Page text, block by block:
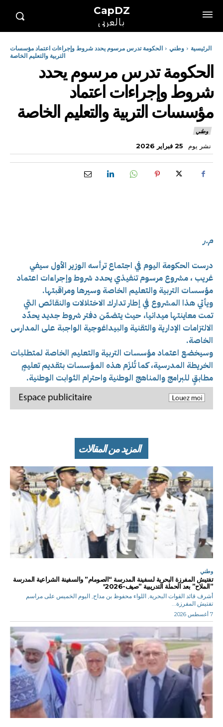
CapDZ
بالعربي
الرئيسية وطني
الحكومة تدرس مرسوم يحدد شروط وإجراءات اعتماد مؤسسات
التربية والتعليم الخاصة
الحكومة تدرس مرسوم يحدد
شروط وإجراءات اعتماد
مؤسسات التربية والتعليم الخاصة
وطني
نشر يوم 25 فبراير 2026
م.ر
درست الحكومة اليوم في اجتماع ترأسه الوزير الأول سيفي
غريب ، مشروع مرسوم تنفيذي يحدد شروط وإجراءات اعتماد
مؤسسات التربية والتعليم الخاصة وسيرها ومراقبتها.
ويأتي هذا المشروع في إطار تدارك الاختلالات والنقائص التي
تمت معاينتها ميدانيا، حيث يتضمّن دفتر شروط جديد يحدّد
الالتزامات الإدارية والتقنية والبيداغوجية الواجبة على المدارس
الخاصة.
وسيخضع اعتماد مؤسسات التربية والتعليم الخاصة لمتطلبات
الخريطة المدرسية، كما تُلزَم هذه المؤسسات بتقديم تعليمٍ
مطابقٍ للبرامج والمناهج الوطنية واحترام الثوابت الوطنية.
المزيد من المقالات
وطني
تفتيش المفرزة البحرية لسفينة المدرسة “الصومام” والسفينة الشراعية المدرسة
”الملاح” بعد الحملة التدريبية ”صيف-2026′
أشرف قائد القوات البحرية, اللواء محفوظ بن مداح, اليوم الخميس على مراسم
تفتيش المفرزة...
7 أغسطس 2026